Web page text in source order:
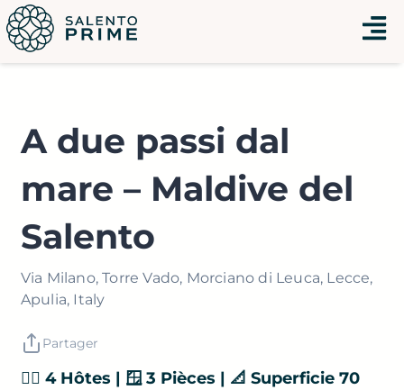
Aller
au
contenu
Menu
A due passi dal
mare – Maldive del
Salento
Via Milano, Torre Vado, Morciano di Leuca, Lecce,
Apulia, Italy
Partager
👯‍♂️ 4 Hôtes | 🪟 3 Pièces | 📐 Superficie 70